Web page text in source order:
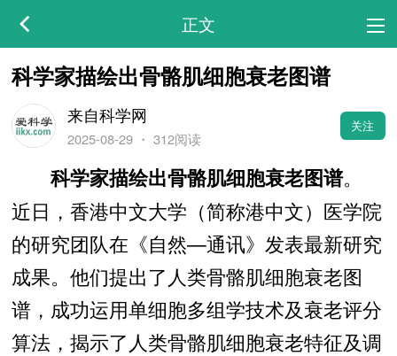
正文
科学家描绘出骨骼肌细胞衰老图谱
来自科学网
2025-08-29・ 312阅读
关注
科学家描绘出骨骼肌细胞衰老图谱。
近日，香港中文大学（简称港中文）医学院
的研究团队在《自然—通讯》发表最新研究
成果。他们提出了人类骨骼肌细胞衰老图
谱，成功运用单细胞多组学技术及衰老评分
算法，揭示了人类骨骼肌细胞衰老特征及调